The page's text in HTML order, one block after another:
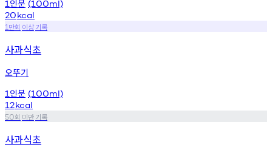
1 인분 (100ml)
20kcal
1 만회 이상기록
사과식초
오뚜기
1 인분 (100ml)
12kcal
50회 미만기록
사과식초